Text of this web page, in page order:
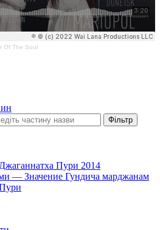
Of The Soul
Фільтр
Пури 2014
— Значение Гундича марджанам